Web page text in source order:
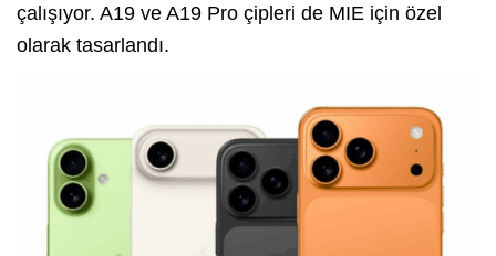
çalışıyor. A19 ve A19 Pro çipleri de MIE için özel
olarak tasarlandı.